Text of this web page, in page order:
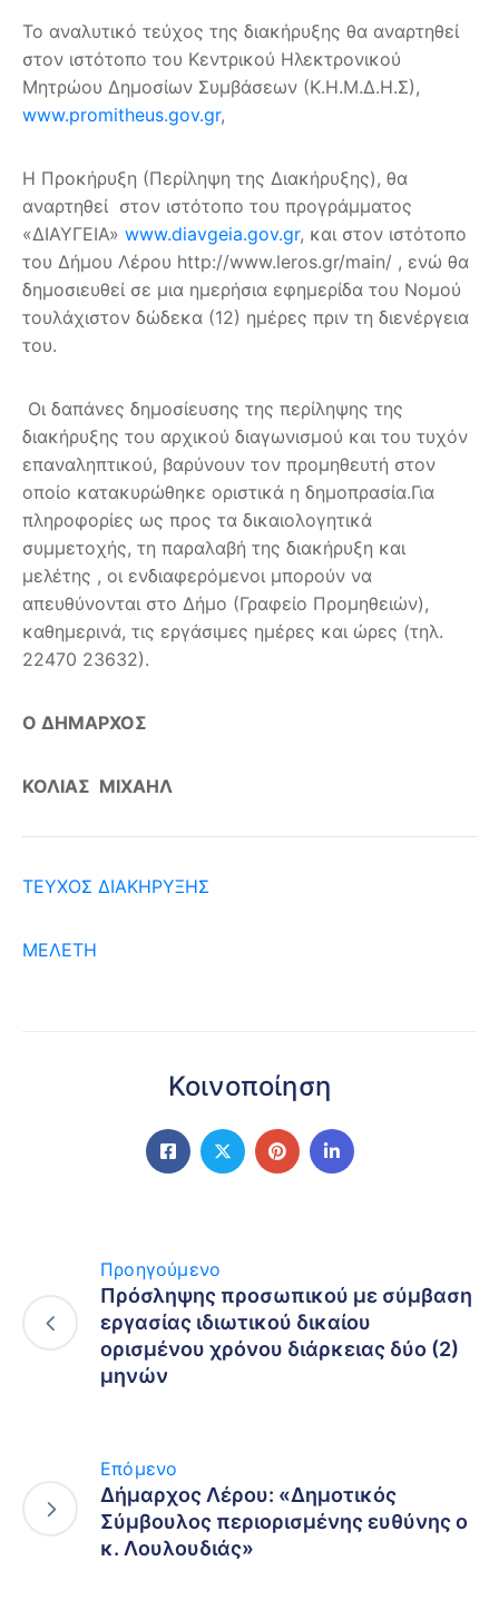
Το αναλυτικό τεύχος της διακήρυξης θα αναρτηθεί
στον ιστότοπο του Κεντρικού Ηλεκτρονικού
Μητρώου Δημοσίων Συμβάσεων (Κ.Η.Μ.Δ.Η.Σ),
www.promitheus.gov.gr,
Η Προκήρυξη (Περίληψη της Διακήρυξης), θα
αναρτηθεί στον ιστότοπο του προγράμματος
«ΔΙΑΥΓΕΙΑ» www.diavgeia.gov.gr, και στον ιστότοπο
του Δήμου Λέρου http://www.leros.gr/main/ , ενώ θα
δημοσιευθεί σε μια ημερήσια εφημερίδα του Νομού
τουλάχιστον δώδεκα (12) ημέρες πριν τη διενέργεια
του.
Οι δαπάνες δημοσίευσης της περίληψης της
διακήρυξης του αρχικού διαγωνισμού και του τυχόν
επαναληπτικού, βαρύνουν τον προμηθευτή στον
οποίο κατακυρώθηκε οριστικά η δημοπρασία.Για
πληροφορίες ως προς τα δικαιολογητικά
συμμετοχής, τη παραλαβή της διακήρυξη και
μελέτης , οι ενδιαφερόμενοι μπορούν να
απευθύνονται στο Δήμο (Γραφείο Προμηθειών),
καθημερινά, τις εργάσιμες ημέρες και ώρες (τηλ.
22470 23632).
Ο ΔΗΜΑΡΧΟΣ
ΚΟΛΙΑΣ ΜΙΧΑΗΛ
ΤΕΥΧΟΣ ΔΙΑΚΗΡΥΞΗΣ
ΜΕΛΕΤΗ
Κοινοποίηση
Προηγούμενο
Πρόσληψης προσωπικού με σύμβαση
εργασίας ιδιωτικού δικαίου
ορισμένου χρόνου διάρκειας δύο (2)
μηνών
Επόμενο
Δήμαρχος Λέρου: «Δημοτικός
Σύμβουλος περιορισμένης ευθύνης ο
κ. Λουλουδιάς»